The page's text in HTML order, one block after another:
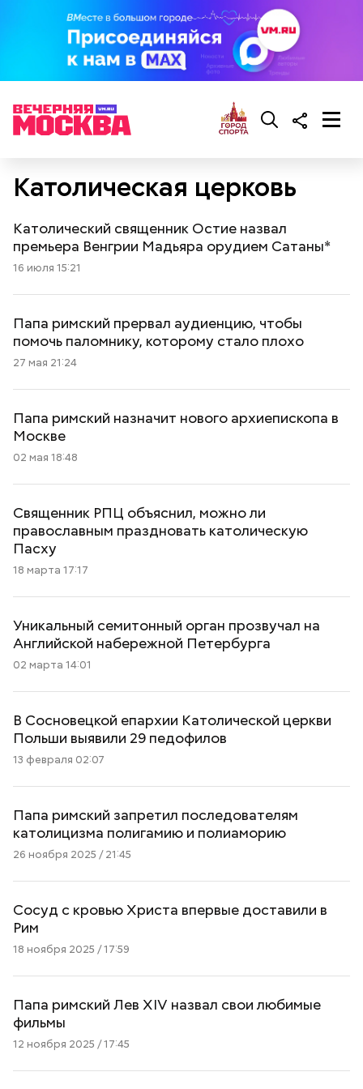
Католическая церковь
Католический священник Остие назвал
премьера Венгрии Мадьяра орудием Сатаны*
16 июля 15:21
Папа римский прервал аудиенцию, чтобы
помочь паломнику, которому стало плохо
27 мая 21:24
Папа римский назначит нового архиепископа в
Москве
02 мая 18:48
Священник РПЦ объяснил, можно ли
православным праздновать католическую
Пасху
18 марта 17:17
Уникальный семитонный орган прозвучал на
Английской набережной Петербурга
02 марта 14:01
В Сосновецкой епархии Католической церкви
Польши выявили 29 педофилов
13 февраля 02:07
Папа римский запретил последователям
католицизма полигамию и полиаморию
26 ноября 2025 / 21:45
Сосуд с кровью Христа впервые доставили в
Рим
18 ноября 2025 / 17:59
Папа римский Лев XIV назвал свои любимые
фильмы
12 ноября 2025 / 17:45